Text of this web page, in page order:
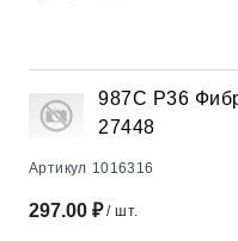
987С Р36
27448
Артикул 1016316
297.00 ₽/ шт.